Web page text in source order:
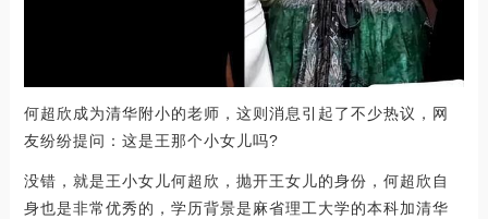
何超欣成为清华附小的老师，这则消息引起了不少热议，网
友纷纷提问：这是王那个小女儿吗?
没错，就是王小女儿何超欣，抛开王女儿的身份，何超欣自
身也是非常优秀的，学历背景是麻省理工大学的本科加清华